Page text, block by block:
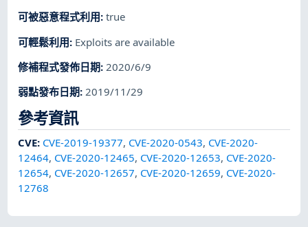
可被惡意程式利用:true
可輕鬆利用: Exploits are available
修補程式發佈日期:2020/6/9
弱點發布日期:2019/11/29
參考資訊
CVE: CVE-2019-19377, CVE-2020-0543, CVE-2020-
12464, CVE-2020-12465, CVE-2020-12653, CVE-2020-
12654, CVE-2020-12657, CVE-2020-12659, CVE-2020-
12768